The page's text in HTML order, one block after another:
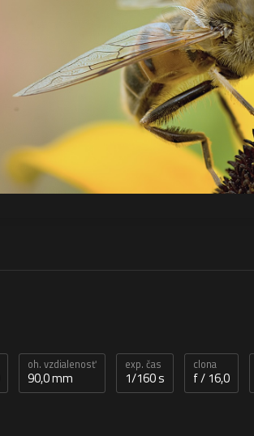
oh. vzdialenosť
90,0 mm
exp. čas
1/160 s
clona
f / 16,0